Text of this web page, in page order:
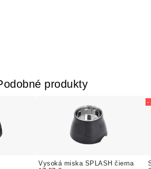
produkty
Vysoká miska SPLASH čierna
-